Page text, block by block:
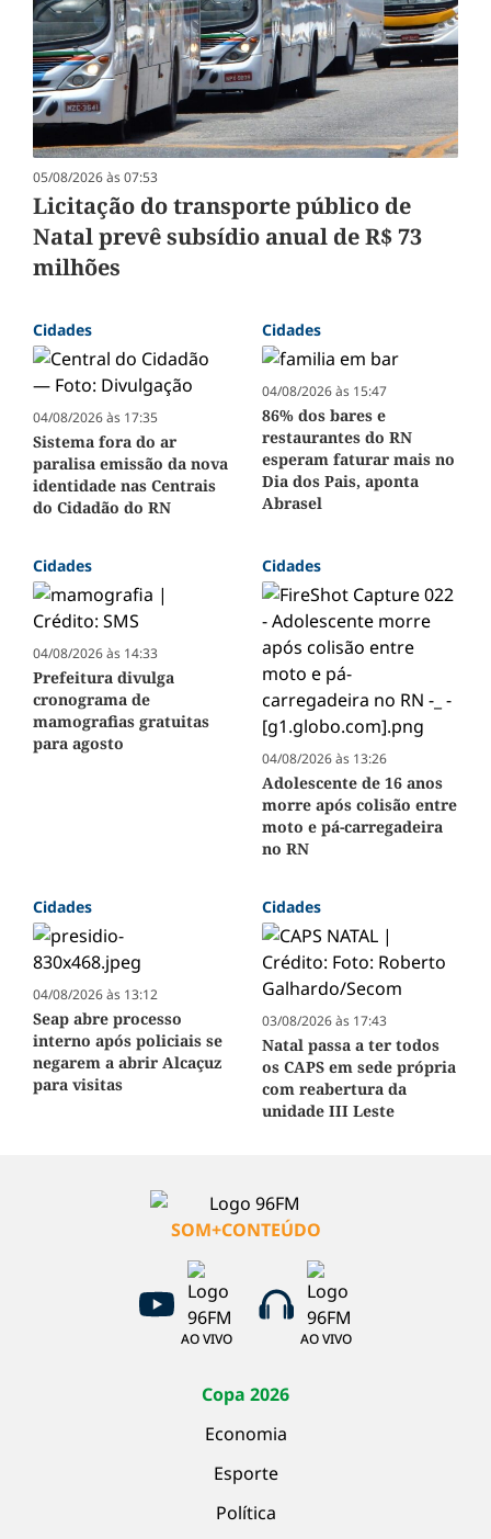
05/08/2026 às 07:53
Licitação do transporte público de
Natal prevê subsídio anual de R$ 73
milhões
Cidades
04/08/2026 às 17:35
Sistema fora do ar
paralisa emissão da nova
identidade nas Centrais
do Cidadão do RN
Cidades
04/08/2026 às 15:47
86% dos bares e
restaurantes do RN
esperam faturar mais no
Dia dos Pais, aponta
Abrasel
Cidades
04/08/2026 às 14:33
Prefeitura divulga
cronograma de
mamografias gratuitas
para agosto
Cidades
04/08/2026 às 13:26
Adolescente de 16 anos
morre após colisão entre
moto e pá-carregadeira
no RN
Cidades
04/08/2026 às 13:12
Seap abre processo
interno após policiais se
negarem a abrir Alcaçuz
para visitas
Cidades
03/08/2026 às 17:43
Natal passa a ter todos
os CAPS em sede própria
com reabertura da
unidade III Leste
SOM+CONTEÚDO
AO VIVO AO VIVO
Copa 2026
Economia
Esporte
Política